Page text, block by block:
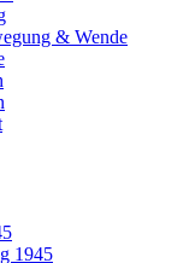
& Wende
1945